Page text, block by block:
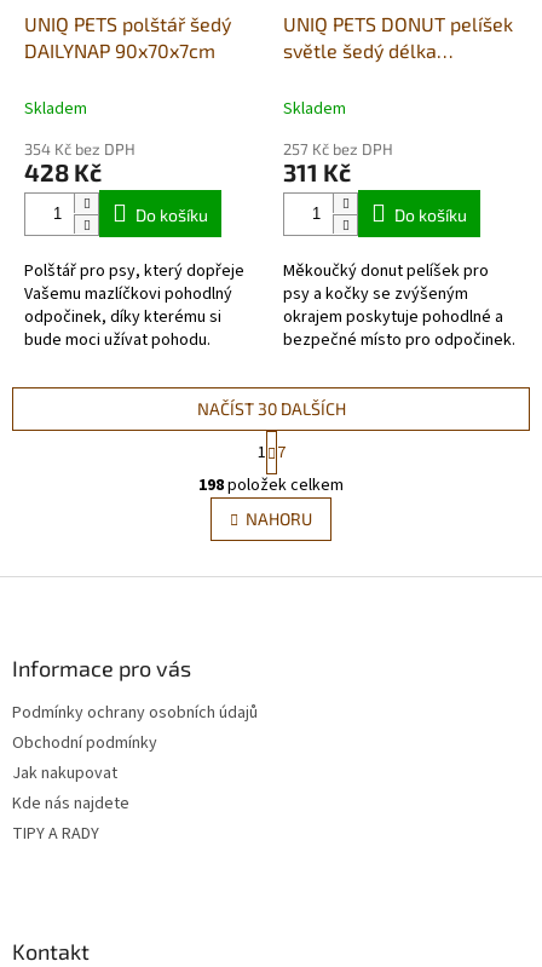
UNIQ PETS polštář šedý
DAILYNAP 90x70x7cm
Skladem
354 Kč bez DPH
428 Kč
Do košíku
Polštář pro psy, který dopřeje
Vašemu mazlíčkovi pohodlný
odpočinek, díky kterému si
bude moci užívat pohodu.
UNIQ PETS DONUT pelíšek
světle šedý délka
Skladem
257 Kč bez DPH
311 Kč
Do košíku
Měkoučký donut pelíšek pro
psy a kočky se zvýšeným
okrajem poskytuje pohodlné a
bezpečné místo pro odpočinek.
výplni, útulnému tvaru a
rozměru 70x70x15...
O
v
l
á
NAČÍST 30 DALŠÍCH
S
t
r
á
n
k
v
1 7
198položek celkem
NAHORU
Informace pro vás
Podmínky ochrany osobních údajů
Obchodní podmínky
Jak nakupovat
Kde nás najdete
TIPY A RADY
Kontakt